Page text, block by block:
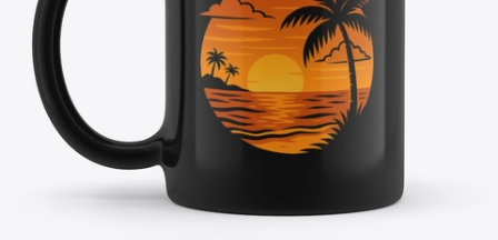
Verkoop overal
Verkoop alles